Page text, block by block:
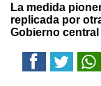
La medida
replicada por
Gobierno central